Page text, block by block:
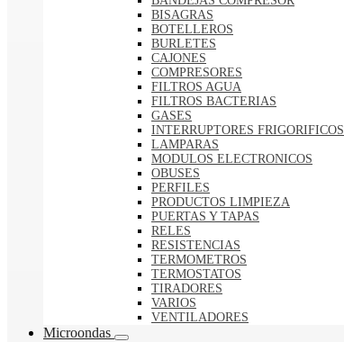
BISAGRAS
BOTELLEROS
BURLETES
CAJONES
COMPRESORES
FILTROS AGUA
FILTROS BACTERIAS
GASES
INTERRUPTORES FRIGORIFICOS
LAMPARAS
MODULOS ELECTRONICOS
OBUSES
PERFILES
PRODUCTOS LIMPIEZA
PUERTAS Y TAPAS
RELES
RESISTENCIAS
TERMOMETROS
TERMOSTATOS
TIRADORES
VARIOS
VENTILADORES
Microondas